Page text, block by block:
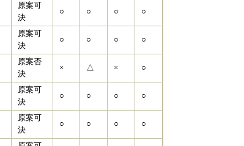
原案可
決
○ ○ ○ ○
原案可
決
○ ○ ○ ○
原案否
決
× △ × ○
原案可
決
○ ○ ○ ○
原案可
決
○ ○ ○ ○